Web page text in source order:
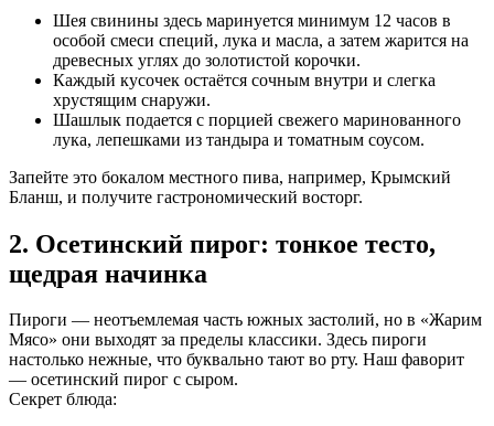
Шея свинины здесь маринуется минимум 12 часов в
особой смеси специй, лука и масла, а затем жарится на
древесных углях до золотистой корочки.
Каждый кусочек остаётся сочным внутри и слегка
хрустящим снаружи.
Шашлык подается с порцией свежего маринованного
лука, лепешками из тандыра и томатным соусом.
Запейте это бокалом местного пива, например, Крымский
Бланш, и получите гастрономический восторг.
2. Осетинский пирог: тонкое тесто,
щедрая начинка
Пироги — неотъемлемая часть южных застолий, но в «Жарим
Мясо» они выходят за пределы классики. Здесь пироги
настолько нежные, что буквально тают во рту. Наш фаворит
— осетинский пирог с сыром.
Секрет блюда: